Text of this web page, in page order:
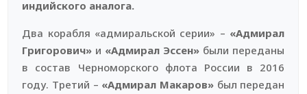
индийского аналога.
Два корабля «адмиральской серии» – «Адмирал
Григорович» и «Адмирал Эссен» были переданы
в состав Черноморского флота России в 2016
году. Третий – «Адмирал Макаров»был передан